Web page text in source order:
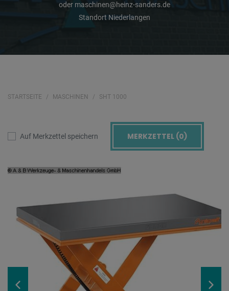
oder maschinen@heinz-sanders.de
Standort Niederlangen
STARTSEITE MASCHINEN SHT 1000
Auf Merkzettel speichern MERKZETTEL (0)